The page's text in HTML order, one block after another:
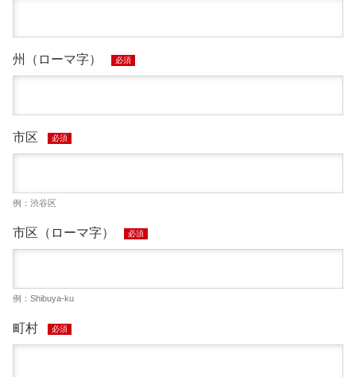
州（ローマ字） 必須
市区 必須
例：渋谷区
市区（ローマ字） 必須
例：Shibuya-ku
町村 必須